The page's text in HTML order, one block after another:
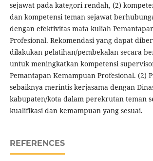
sejawat pada kategori rendah, (2)
dan kompetensi teman sejawat
dengan efektivitas mata kuliah
Profesional. Rekomendasi yang dapat
dilakukan pelatihan/pembekalan secara
untuk meningkatkan kompetensi
Pemantapan Kemampuan Profesional. (2)
sebaiknya merintis kerjasama dengan
kabupaten/kota dalam perekrutan teman
kualifikasi dan kemampuan yang sesuai.
REFERENCES